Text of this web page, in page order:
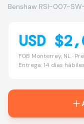
Benshaw RSI-007-
USD
FOB Monterrey, NL ·
Entrega: 14 días hábiles